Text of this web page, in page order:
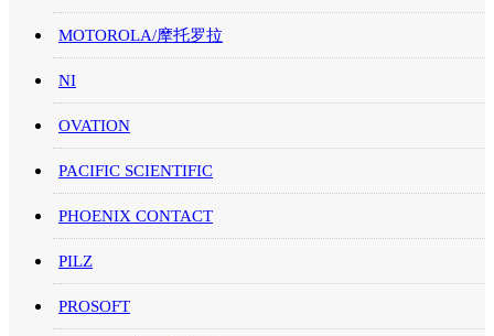
MOTOROLA/摩托罗拉
NI
OVATION
PACIFIC SCIENTIFIC
PHOENIX CONTACT
PILZ
PROSOFT